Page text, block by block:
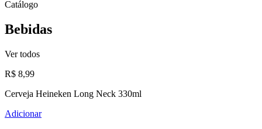
Catálogo
Bebidas
Ver todos
R$ 8,99
Cerveja Heineken Long Neck 330ml
Adicionar